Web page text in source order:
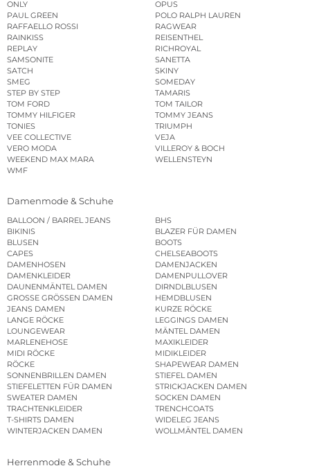
ONLY
OPUS
PAUL GREEN
POLO RALPH LAUREN
RAFFAELLO ROSSI
RAGWEAR
RAINKISS
REISENTHEL
REPLAY
RICHROYAL
SAMSONITE
SANETTA
SATCH
SKINY
SMEG
SOMEDAY
STEP BY STEP
TAMARIS
TOM FORD
TOM TAILOR
TOMMY HILFIGER
TOMMY JEANS
TONIES
TRIUMPH
VEE COLLECTIVE
VEJA
VERO MODA
VILLEROY & BOCH
WEEKEND MAX MARA
WELLENSTEYN
WMF
Damenmode & Schuhe
BALLOON / BARREL JEANS
BHS
BIKINIS
BLAZER FÜR DAMEN
BLUSEN
BOOTS
CAPES
CHELSEABOOTS
DAMENHOSEN
DAMENJACKEN
DAMENKLEIDER
DAMENPULLOVER
DAUNENMÄNTEL DAMEN
DIRNDLBLUSEN
GROSSE GRÖSSEN DAMEN
HEMDBLUSEN
JEANS DAMEN
KURZE RÖCKE
LANGE RÖCKE
LEGGINGS DAMEN
LOUNGEWEAR
MÄNTEL DAMEN
MARLENEHOSE
MAXIKLEIDER
MIDI RÖCKE
MIDIKLEIDER
RÖCKE
SHAPEWEAR DAMEN
SONNENBRILLEN DAMEN
STIEFEL DAMEN
STIEFELETTEN FÜR DAMEN
STRICKJACKEN DAMEN
SWEATER DAMEN
SOCKEN DAMEN
TRACHTENKLEIDER
TRENCHCOATS
T-SHIRTS DAMEN
WIDELEG JEANS
WINTERJACKEN DAMEN
WOLLMÄNTEL DAMEN
Herrenmode & Schuhe